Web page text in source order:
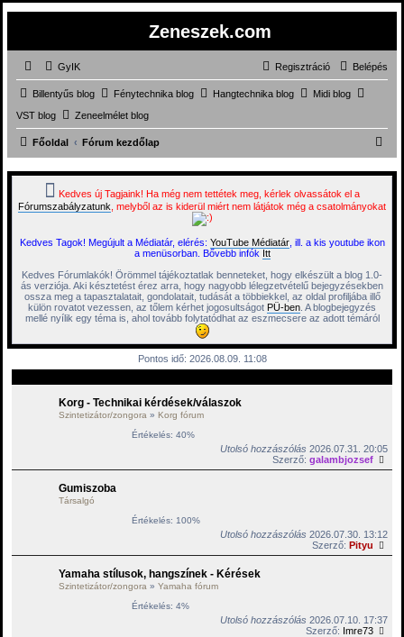
Zeneszek.com
GyIK Belépés
Regisztráció
Billentyűs blog Fénytechnika blog Hangtechnika blog
Midi blog
VST blog
Zeneelmélet blog
Főoldal Fórum kezdőlap
Kedves új Tagjaink! Ha még nem tettétek meg, kérlek olvassátok el a
Fórumszabályzatunk , melyből az is kiderül miért nem látjátok még a csatolmányokat
Kedves Tagok! Megújult a Médiatár, elérés: YouTube Médiatár, ill. a kis youtube ikon
a menüsorban. Bővebb infók Itt
Kedves Fórumlakók! Örömmel tájékoztatlak benneteket, hogy elkészült a blog 1.0-
ás verziója. Aki késztetést érez arra, hogy nagyobb lélegzetvételű bejegyzésekben
ossza meg a tapasztalatait, gondolatait, tudását a többiekkel, az oldal profiljába illő
külön rovatot vezessen, az tőlem kérhet jogosultságot PÜ-ben . A blogbejegyzés
mellé nyílik egy téma is, ahol tovább folytatódhat az eszmecsere az adott témáról
Pontos idő: 2026.08.09. 11:08
Korg - Technikai kérdések/válaszok
Szintetizátor/zongora » Korg fórum
Értékelés: 40%
Utolsó hozzászólás 2026.07.31. 20:05
Szerző:galambjozsef
Gumiszoba
Társalgó
Értékelés: 100%
Utolsó hozzászólás 2026.07.30. 13:12
Szerző:Pityu
Yamaha stílusok, hangszínek - Kérések
Szintetizátor/zongora » Yamaha fórum
Értékelés: 4%
Utolsó hozzászólás 2026.07.10. 17:37
Szerző: Imre73